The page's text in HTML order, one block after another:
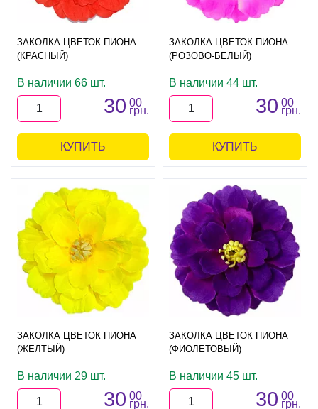
ЗАКОЛКА ЦВЕТОК ПИОНА
(КРАСНЫЙ)
В наличии 66 шт.
30 00
грн.
КУПИТЬ
ЗАКОЛКА ЦВЕТОК ПИОНА
(РОЗОВО-БЕЛЫЙ)
В наличии 44 шт.
30 00
грн.
КУПИТЬ
ЗАКОЛКА ЦВЕТОК ПИОНА
(ЖЕЛТЫЙ)
В наличии 29 шт.
30 00
грн.
ЗАКОЛКА ЦВЕТОК ПИОНА
(ФИОЛЕТОВЫЙ)
В наличии 45 шт.
30 00
грн.